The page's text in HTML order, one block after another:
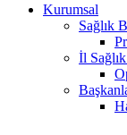
Kurumsal
Sağlık
İl